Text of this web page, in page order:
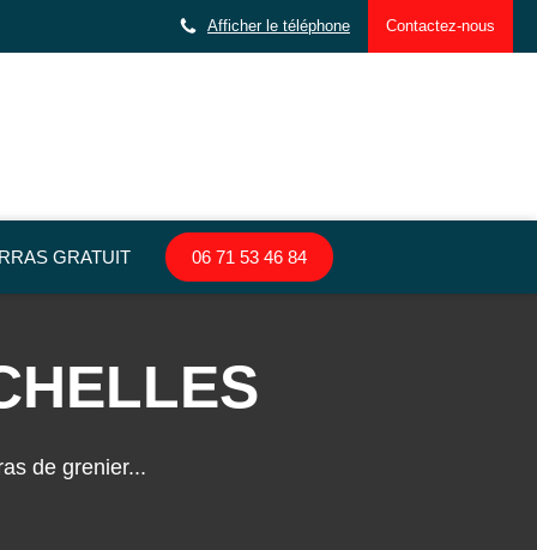
Contactez-nous
Afficher le téléphone
GRATUIT 06 71 53 46 84
de grenier...